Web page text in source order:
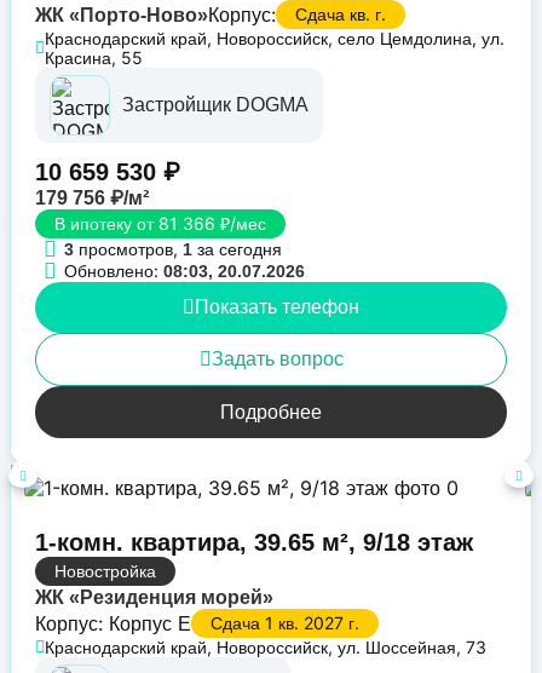
ЖК «Порто-Ново»Корпус:
Сдача кв. г.
Краснодарский край, Новороссийск, село Цемдолина, ул.
Красина, 55
Застройщик DOGMA
10 659 530 ₽
179 756 ₽/м²
В ипотеку от 81 366 ₽/мес
3 просмотров, 1 за сегодня
Обновлено: 08:03, 20.07.2026
Показать телефон
Задать вопрос
Подробнее
1-комн. квартира, 39.65 м², 9/18 этаж
Новостройка
ЖК «Резиденция морей»
Корпус: Корпус Е
Сдача 1 кв. 2027 г.
Краснодарский край, Новороссийск, ул. Шоссейная, 73